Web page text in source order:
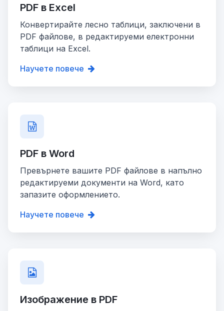
PDF в Excel
Конвертирайте лесно таблици, заключени в
PDF файлове, в редактируеми електронни
таблици на Excel.
Научете повече
PDF в Word
Превърнете вашите PDF файлове в напълно
редактируеми документи на Word, като
запазите оформлението.
Научете повече
Изображение в PDF